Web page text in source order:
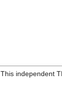
This independent